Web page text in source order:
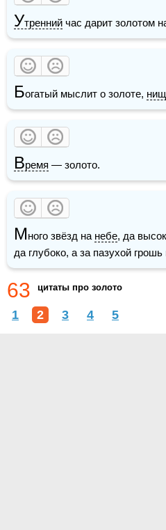
Утренний час дарит золотом
Богатый мыслит о золоте,
Время — золото.
Много звёзд на небе, да
да глубоко, а за пазухой грошь
63 цитаты про золото
1 2 3 4 5